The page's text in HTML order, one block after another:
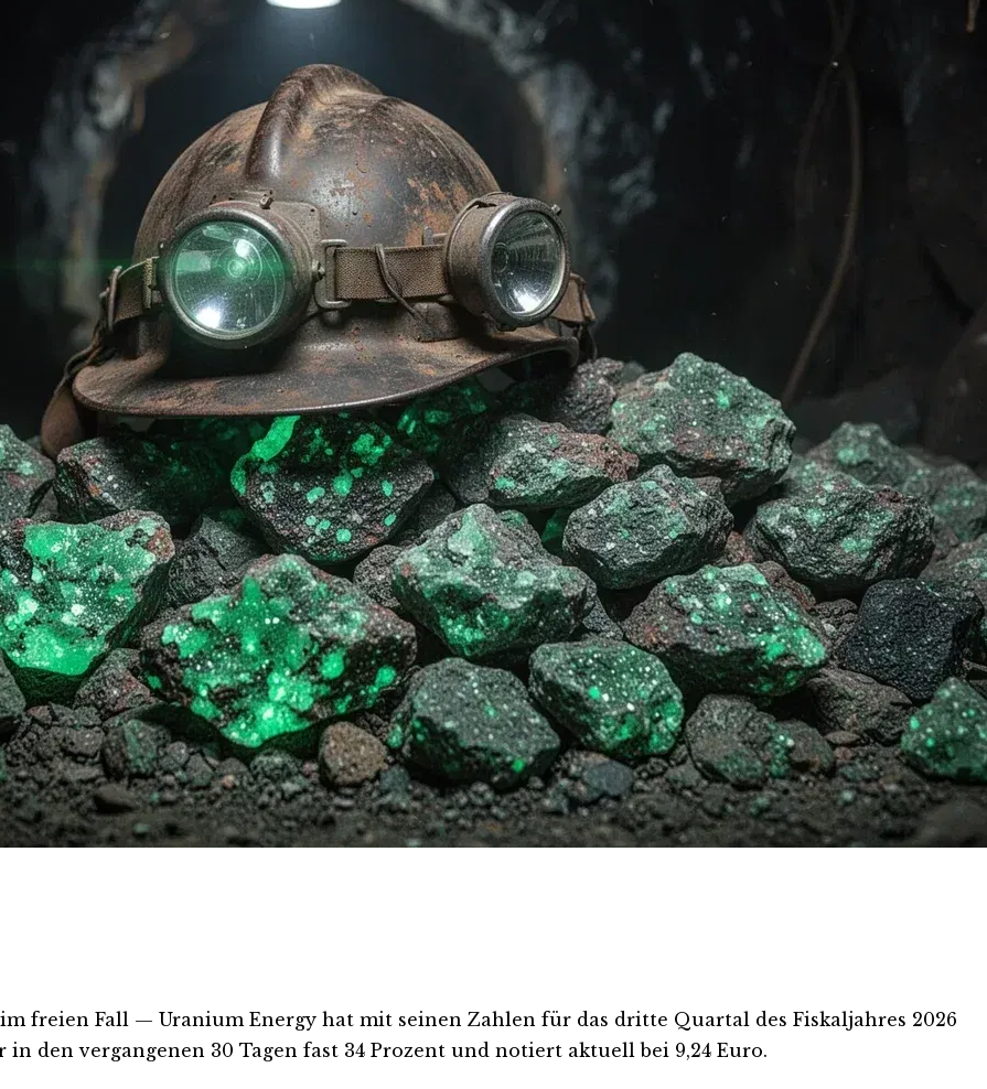
freien Fall — Uranium Energy hat mit seinen Zahlen für das dritte Quartal des Fiskaljahres 2026
den vergangenen 30 Tagen fast 34 Prozent und notiert aktuell bei 9,24 Euro.